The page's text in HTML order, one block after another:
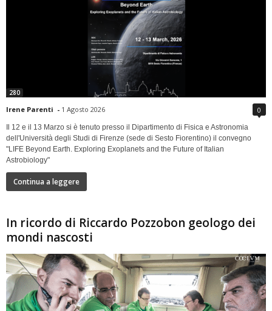
280
Irene Parenti - 1 Agosto 2026 0
Il 12 e il 13 Marzo si è tenuto presso il Dipartimento di Fisica e Astronomia
dell'Università degli Studi di Firenze (sede di Sesto Fiorentino) il convegno
"LIFE Beyond Earth. Exploring Exoplanets and the Future of Italian
Astrobiology"
Continua a leggere
In ricordo di Riccardo Pozzobon geologo dei
mondi nascosti